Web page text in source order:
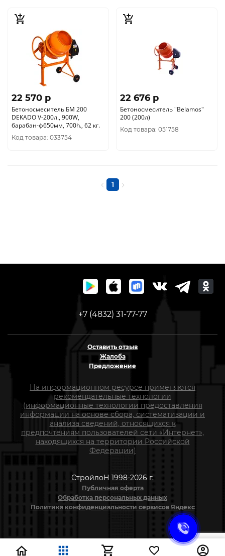
22 570 p
Бетоносмеситель БМ 200
DEKADO V-200л., 900W,
барабан-ф650мм, 700h., 62 кг.
Код товара: 033754
22 676 p
Бетоносмеситель "Belamos"
200 (200л)
Код товара: 051758
1
+7 (4832) 31-77-77
Оставить отзыв
Жалоба
Предложение
На информационном ресурсе применяются
рекомендательные технологии
(информационные технологии предоставления
информации на основе сбора, систематизации и
анализа сведений, относящихся к
предпочтениям пользователей сети «Интернет»,
находящихся на территории Российской
Федерации)
СтройлоН 1998-2026 г.
Публичная оферта
Обработка персональных данных
Политика конфиденциальности сервисов Яндекс